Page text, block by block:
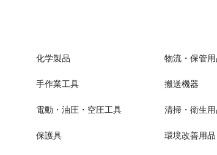
化学製品
手作業工具
電動・油圧・空圧工具
保護具
物流・保管
搬送機器
清掃・衛生
環境改善用品